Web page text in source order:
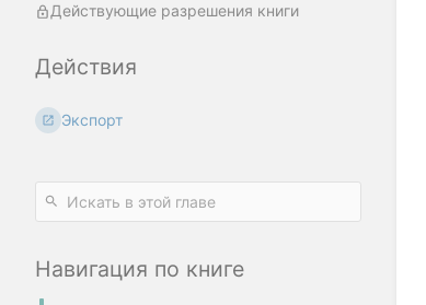
Действующие разрешения книги
Действия
Экспорт
Навигация по книге